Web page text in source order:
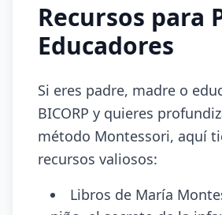
Recursos para
Educadores
Si eres padre, madre o
BICORP y quieres
método Montessori, aquí
recursos valiosos:
Libros de María